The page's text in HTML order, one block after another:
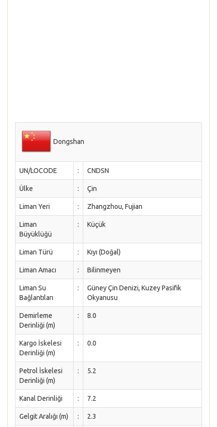
Dongshan
UN/LOCODE : CNDSN
Ülke : Çin
Liman Yeri : Zhangzhou, Fujian
Liman
Büyüklüğü
: Küçük
Liman Türü : Kıyı (Doğal)
Liman Amacı : Bilinmeyen
Liman Su
Bağlantıları
:
Güney Çin Denizi, Kuzey Pasifik
Okyanusu
Demirleme
Derinliği (m)
: 8.0
Kargo İskelesi
Derinliği (m)
: 0.0
Petrol İskelesi
Derinliği (m)
: 5.2
Kanal Derinliği : 7.2
Gelgit Aralığı (m) : 2.3